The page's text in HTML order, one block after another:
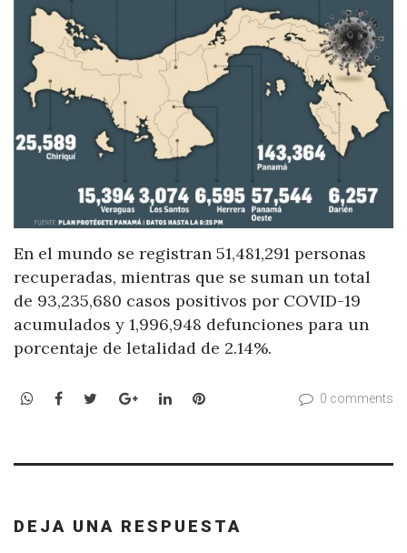
En el mundo se registran 51,481,291 personas
recuperadas, mientras que se suman un total
de 93,235,680 casos positivos por COVID-19
acumulados y 1,996,948 defunciones para un
porcentaje de letalidad de 2.14%.
WhatsApp
Facebook
TwitterGoogle+LinkedInPinterest 0 comments
DEJA UNA RESPUESTA